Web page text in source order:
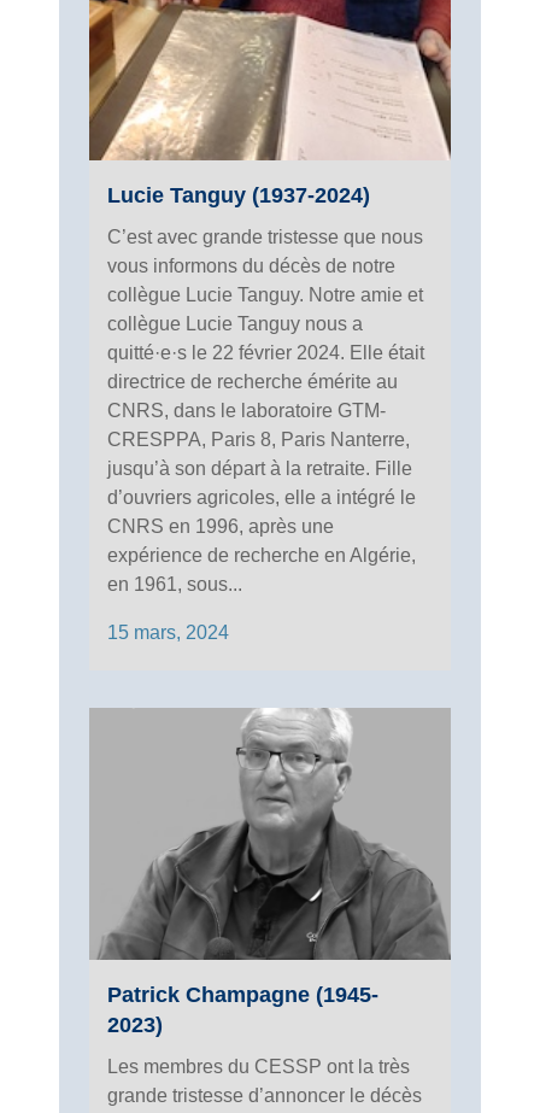
Lucie Tanguy (1937-2024)
C’est avec grande tristesse que nous
vous informons du décès de notre
collègue Lucie Tanguy. Notre amie et
collègue Lucie Tanguy nous a
quitté·e·s le 22 février 2024. Elle était
directrice de recherche émérite au
CNRS, dans le laboratoire GTM-
CRESPPA, Paris 8, Paris Nanterre,
jusqu’à son départ à la retraite. Fille
d’ouvriers agricoles, elle a intégré le
CNRS en 1996, après une
expérience de recherche en Algérie,
en 1961, sous...
15 mars, 2024
Patrick Champagne (1945-
2023)
Les membres du CESSP ont la très
grande tristesse d’annoncer le décès